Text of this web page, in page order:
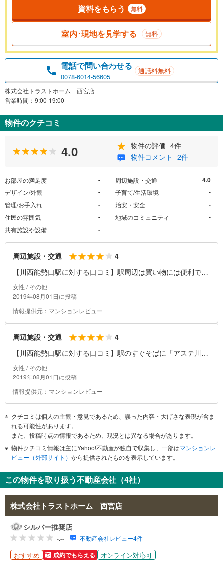
資料をもらう 無料
室内･現地を見学する 無料
電話で問い合わせる
0078-6014-56605
通話料無料
株式会社トラストホーム 西宮店
営業時間：9:00-19:00
物件のクチコミ
4.0 物件の評価 4件
物件コメント 2件
お部屋の満足度 -
デザイン/外観 -
管理/お手入れ -
住民の雰囲気 -
共有施設や設備 -
周辺施設・交通 4.0
子育て/生活環境 -
治安・安全 -
地域のコミュニティ -
周辺施設・交通
4
【川西能勢口駅に対する口コミ】駅周辺は買い物には便利です
が、意外と飲食店が少ないです。駅を少し離れると坂が多いで
す。
女性 / その他
2019年08月01日に投稿
情報提供元：マンションレビュー
周辺施設・交通
4
【川西能勢口駅に対する口コミ】駅のすぐそばに「アステ川
西」というショッピングセンターがあり、川西阪急やスーパー
の成城石井、百均ショップやファーストフード店などが入って
は、4～5分間隔で電車がくるので便利です。
女性 / その他
2019年08月01日に投稿
情報提供元：マンションレビュー
クチコミは個人の主観・意見であるため、誤った内容・大げさな表現が含ま
れる可能性があります。
また、投稿時点の情報であるため、現況とは異なる場合があります。
物件クチコミ情報は主にYahoo!不動産が独自で収集し、一部はマンションレ
ビュー（外部サイト） から提供されたものを表示しています。
この物件を取り扱う不動産会社（4社）
株式会社トラストホーム 西宮店
シルバー推奨店
-.-- 不動産会社レビュー4件
おすすめ 成約でもらえる オンライン対応可